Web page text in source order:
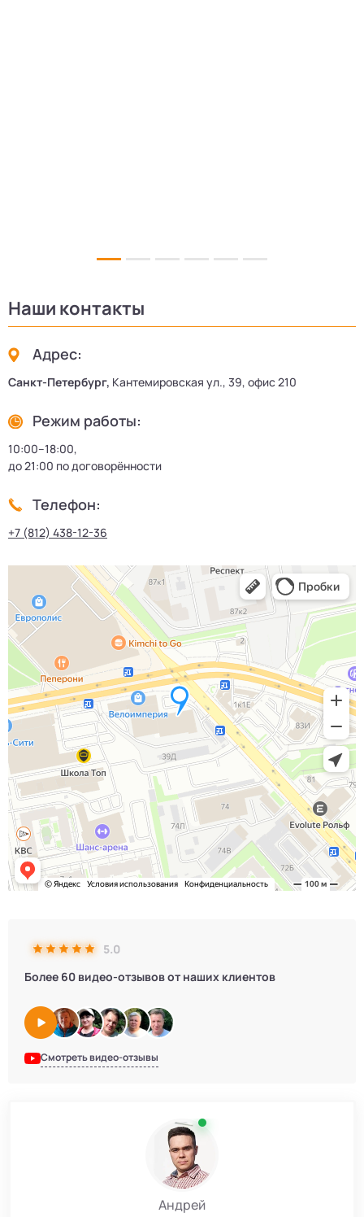
5.0
Более 60 видео-отзывов от наших клиентов
Смотреть видео-отзывы
Андрей
Наши контакты
Адрес:
Санкт-Петербург, Кантемировская ул., 39, офис 210
Режим работы:
10:00–18:00,
до 21:00 по договорённости
Телефон:
+7 (812) 438-12-36